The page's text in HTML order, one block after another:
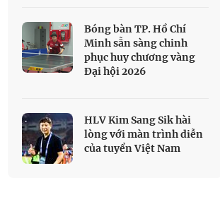
Bóng bàn TP. Hồ Chí
Minh sẵn sàng chinh
phục huy chương vàng
Đại hội 2026
HLV Kim Sang Sik hài
lòng với màn trình diễn
của tuyển Việt Nam